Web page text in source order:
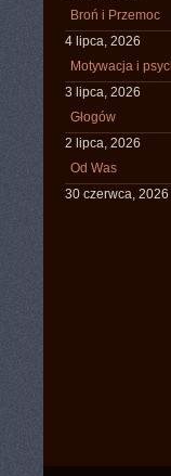
Broń i Przemoc
4 lipca, 2026
Motywacja i
3 lipca, 2026
Głogów
2 lipca, 2026
Od Was
30 czerwca, 2026